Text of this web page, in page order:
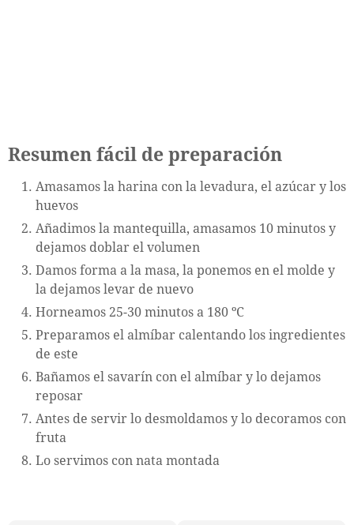
Resumen fácil de preparación
Amasamos la harina con la levadura, el azúcar y los
huevos
Añadimos la mantequilla, amasamos 10 minutos y
dejamos doblar el volumen
Damos forma a la masa, la ponemos en el molde y
la dejamos levar de nuevo
Horneamos 25-30 minutos a 180 ºC
Preparamos el almíbar calentando los ingredientes
de este
Bañamos el savarín con el almíbar y lo dejamos
reposar
Antes de servir lo desmoldamos y lo decoramos con
fruta
Lo servimos con nata montada